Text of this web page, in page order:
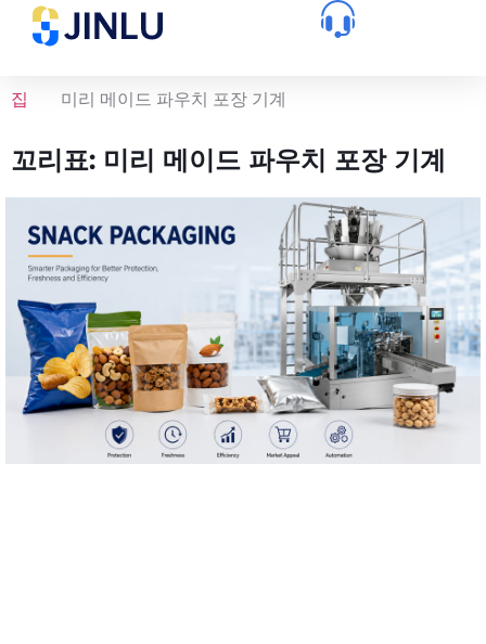
집 미리 메이드 파우치 포장 기계
꼬리표: 미리 메이드 파우치 포장 기계